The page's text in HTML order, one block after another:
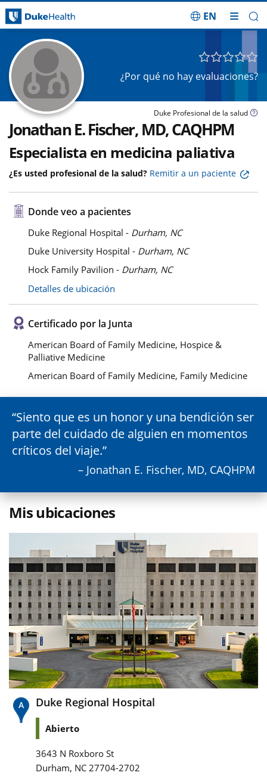
EN
¿Por qué no hay evaluaciones?
Duke Profesional de la salud
Jonathan E. Fischer, MD, CAQHPM
Especialista en medicina paliativa
¿Es usted profesional de la salud? Remitir a un paciente
Donde veo a pacientes
Duke Regional Hospital - Durham, NC
Duke University Hospital - Durham, NC
Hock Family Pavilion - Durham, NC
Detalles de ubicación
Certificado por la Junta
American Board of Family Medicine, Hospice &
Palliative Medicine
American Board of Family Medicine, Family Medicine
Siento que es un honor y una bendición ser
parte del cuidado de alguien en momentos
críticos del viaje.
– Jonathan E. Fischer, MD, CAQHPM
Mis ubicaciones
Duke Regional Hospital
Abierto
3643 N Roxboro St
Durham, NC 27704-2702